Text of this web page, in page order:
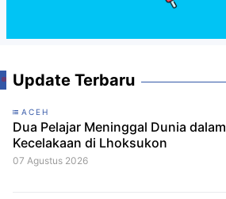
Update Terbaru
ACEH
Dua Pelajar Meninggal Dunia dalam
Kecelakaan di Lhoksukon
07 Agustus 2026